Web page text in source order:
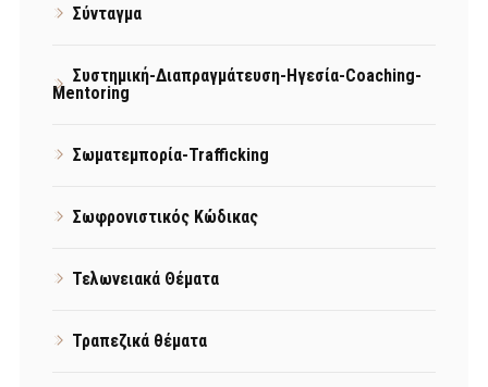
Σύνταγμα
Συστημική-Διαπραγμάτευση-Ηγεσία-Coaching-
Mentoring
Σωματεμπορία-Trafficking
Σωφρονιστικός Κώδικας
Τελωνειακά Θέματα
Τραπεζικά θέματα